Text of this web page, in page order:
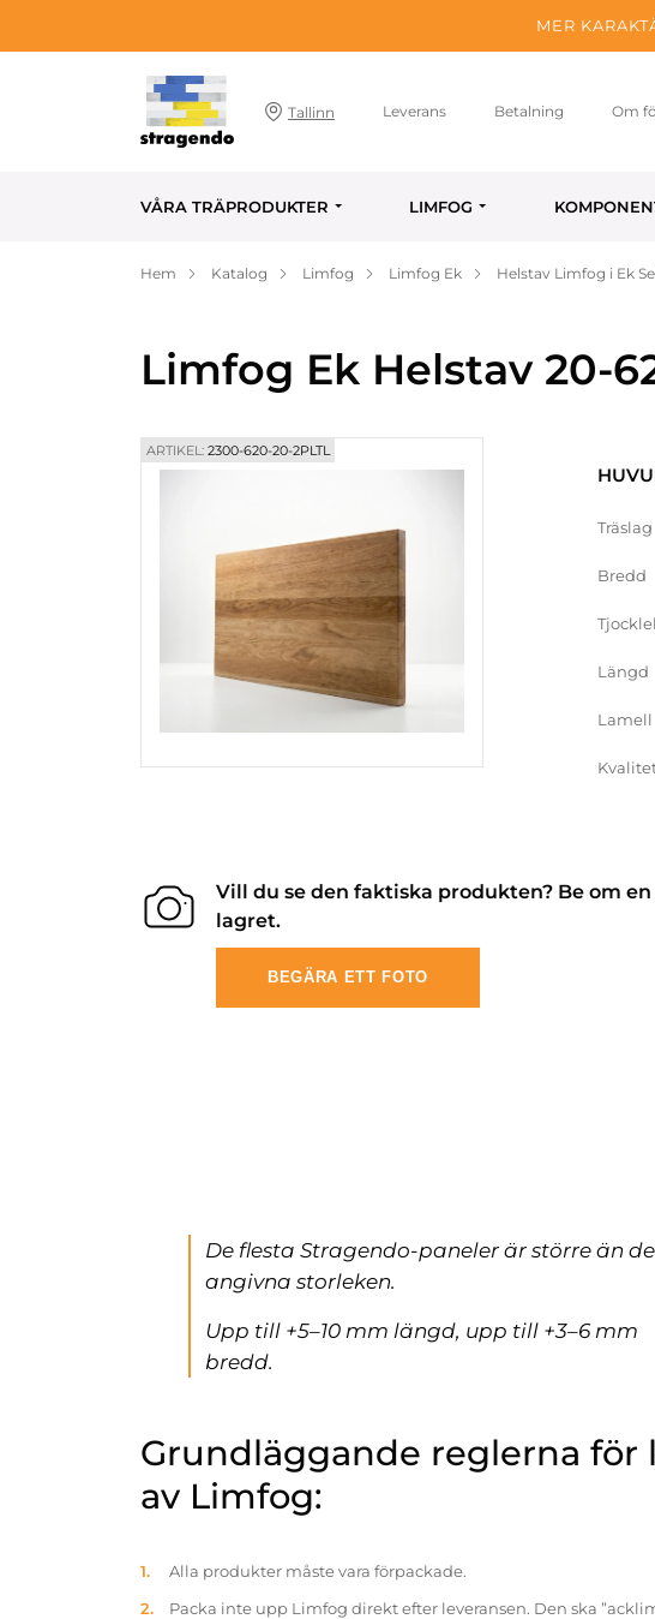
MER
Tallinn Leverans Betalning Om
VÅRA TRÄPRODUKTER LIMFOG
Hem Katalog Limfog Limfog Ek Helstav Limfog i Ek
Limfog Ek Helstav 20-
ARTIKEL: 2300-620-20-2PLTL
Träslag
Bredd
Längd
Lamell
Vill du se den faktiska produkten? Be om
lagret.
BEGÄRA ETT FOTO
De flesta Stragendo-paneler är större än
angivna storleken.
Upp till +5–10 mm längd, upp till +3–6 mm
bredd.
Grundläggande reglerna för
av Limfog:
Alla produkter måste vara förpackade.
Packa inte upp Limfog direkt efter leveransen. Den ska